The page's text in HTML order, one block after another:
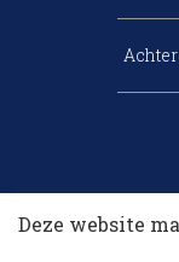
Deze website